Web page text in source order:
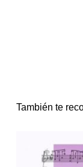
También te